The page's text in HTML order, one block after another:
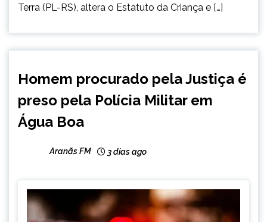
Terra (PL-RS), altera o Estatuto da Criança e […]
GERAIS
NOTÍCIAS
Homem procurado pela Justiça é
preso pela Polícia Militar em
Água Boa
Aranãs FM 3 dias ago